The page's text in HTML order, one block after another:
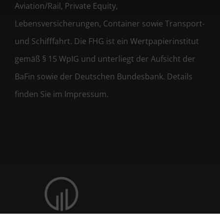
Aviation/Rail, Private Equity,
Lebensversicherungen, Container sowie Transport-
und Schifffahrt. Die FHG ist ein Wertpapierinstitut
gemäß § 15 WpIG und unterliegt der Aufsicht der
BaFin sowie der Deutschen Bundesbank. Details
finden Sie im Impressum.